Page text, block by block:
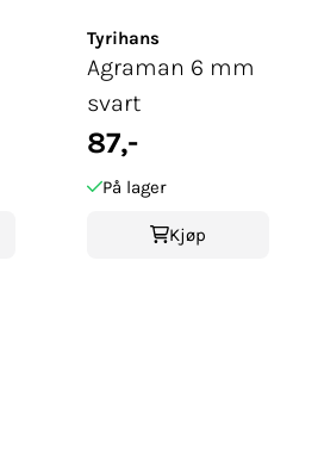
Tyrihans
Agraman 6 mm
svart
87,-
På lager
Kjøp